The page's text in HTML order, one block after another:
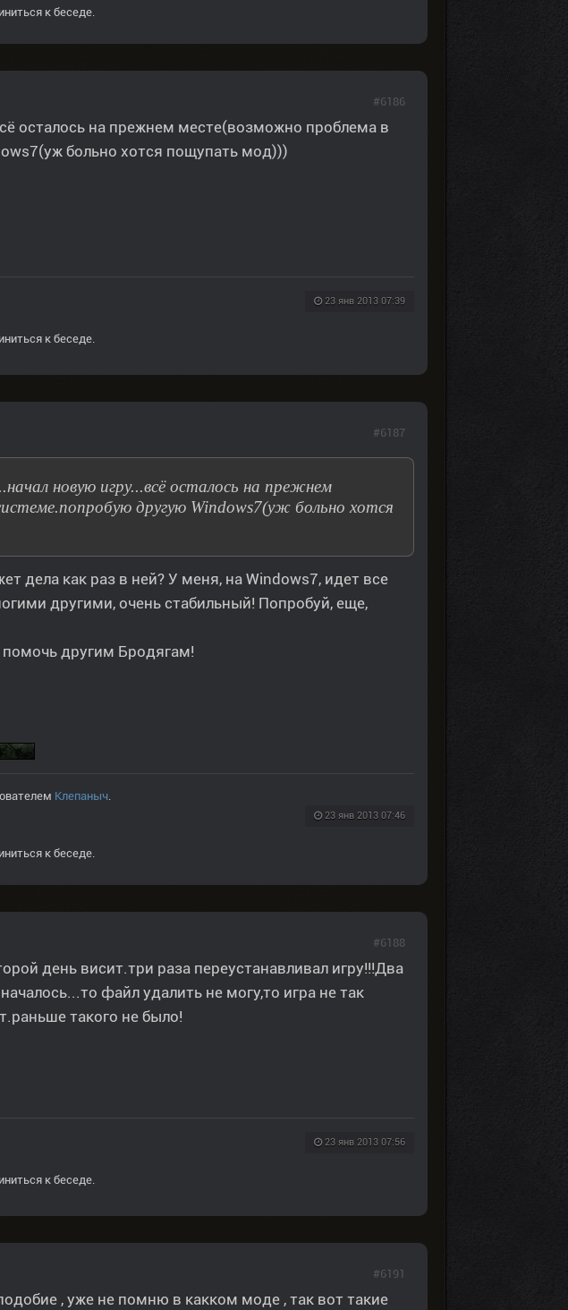
к беседе.
осталось на прежнем месте(возможно проблема в
больно хотся пощупать мод)))
23 янв 2013 07:39
#6186
к беседе.
новую игру...всё осталось на прежнем
другую Windows7(уж больно хотся
дела как раз в ней? У меня, на Windows7, идет все
другими, очень стабильный! Попробуй, еще,
другим Бродягам!
Клепаныч.
23 янв 2013 07:46
#6187
к беседе.
день висит.три раза переустанавливал игру!!!Два
файл удалить не могу,то игра не так
такого не было!
23 янв 2013 07:56
#6188
к беседе.
, уже не помню в какком моде , так вот такие
#6191